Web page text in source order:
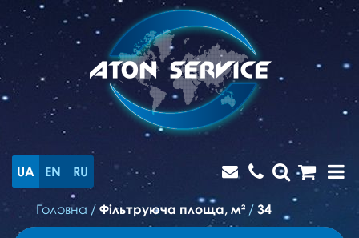
UA EN RU
Головна / Фільтруюча площа, м² / 34